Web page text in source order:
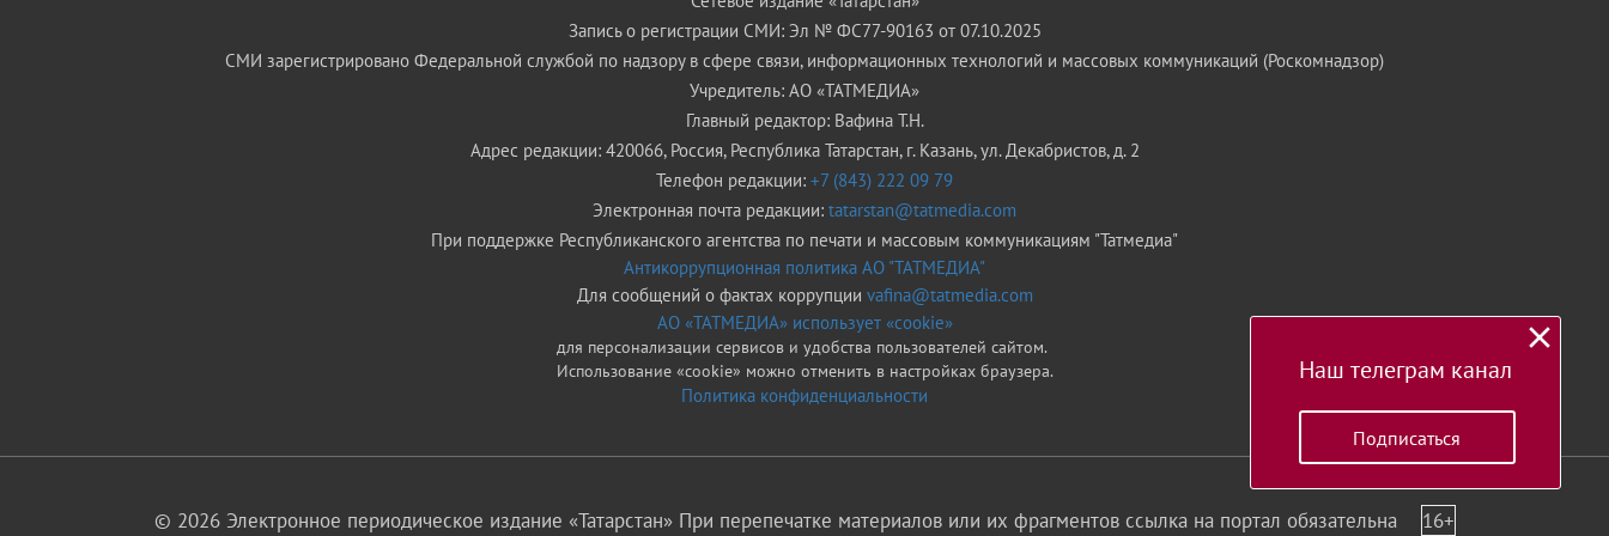
Запись о регистрации СМИ: Эл № ФС77-90163 от 07.10.2025
СМИ зарегистрировано Федеральной службой по надзору в сфере связи, информационных технологий и массовых коммуникаций (Роскомнадзор)
Учредитель: АО «ТАТМЕДИА»
Главный редактор: Вафина Т.Н.
Адрес редакции: 420066, Россия, Республика Татарстан, г. Казань, ул. Декабристов, д. 2
Телефон редакции: +7 (843) 222 09 79
Электронная почта редакции: tatarstan@tatmedia.com
При поддержке Республиканского агентства по печати и массовым коммуникациям "Татмедиа"
Антикоррупционная политика АО "ТАТМЕДИА"
Для сообщений о фактах коррупции vafina@tatmedia.com
АО «ТАТМЕДИА» использует «cookie»
для персонализации сервисов и удобства пользователей сайтом.
Использование «cookie» можно отменить в настройках браузера.
Политика конфиденциальности
© 2026 Электронное периодическое издание «Татарстан» При перепечатке материалов или их фрагментов ссылка на портал обязательна 16+
Наш телеграм канал
Подписаться